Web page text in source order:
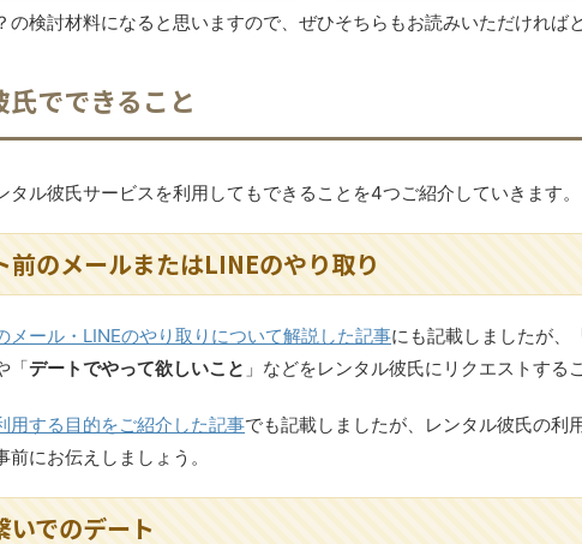
の検討材料になると思いますので、ぜひそちらもお読みいただければ
氏でできること
タル彼氏サービスを利用してもできることを4つご紹介していきます。
のメールまたはLINEのやり取り
メール・LINEのやり取りについて解説した記事にも記載しましたが、
「デートでやって欲しいこと 」などをレンタル彼氏にリクエストする
用する目的をご紹介した記事でも記載しましたが、レンタル彼氏の利
前にお伝えしましょう。
でのデート